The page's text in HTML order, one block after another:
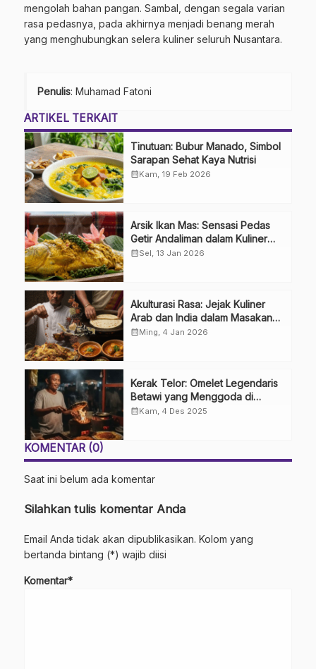
mengolah bahan pangan. Sambal, dengan segala varian
rasa pedasnya, pada akhirnya menjadi benang merah
yang menghubungkan selera kuliner seluruh Nusantara.
Penulis: Muhamad Fatoni
ARTIKEL TERKAIT
Tinutuan: Bubur Manado, Simbol
Sarapan Sehat Kaya Nutrisi
calendar_monthKam, 19 Feb 2026
Arsik Ikan Mas: Sensasi Pedas
Getir Andaliman dalam Kuliner
Khas Batak
calendar_monthSel, 13 Jan 2026
Akulturasi Rasa: Jejak Kuliner
Arab dan India dalam Masakan
Nusantara
calendar_monthMing, 4 Jan 2026
Kerak Telor: Omelet Legendaris
Betawi yang Menggoda di
Tengah Modernitas
calendar_monthKam, 4 Des 2025
KOMENTAR (0)
Saat ini belum ada komentar
Silahkan tulis komentar Anda
Email Anda tidak akan dipublikasikan. Kolom yang
bertanda bintang (*) wajib diisi
Komentar*